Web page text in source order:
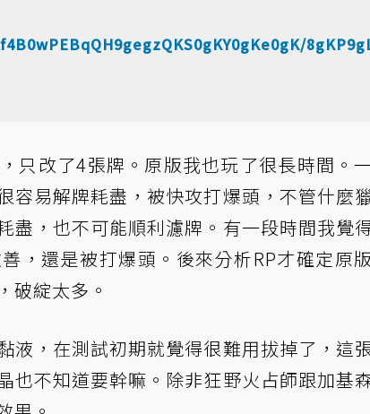
只改了4張牌。原版我也玩了很長時間。
容易解牌耗盡，被快攻打爆頭，不管什麼
盡，也不可能順利濾牌。有一段時間我覺
，還是被打爆頭。後來分析RP才確定原
破綻太多。
液，在測試初期就覺得很難用拔掉了，這
也不知道要幹嘛。除非狂野火占師跟加基